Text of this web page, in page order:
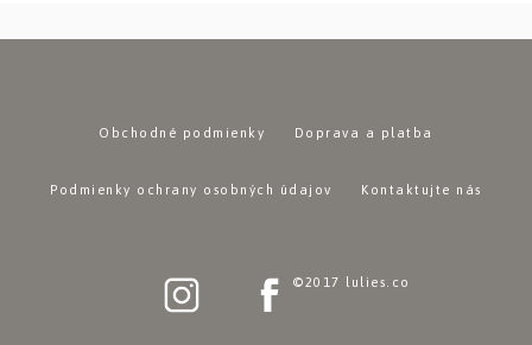
Obchodné podmienky Doprava a platba
Podmienky ochrany osobných údajov Kontaktujte nás
©2017 lulies.co